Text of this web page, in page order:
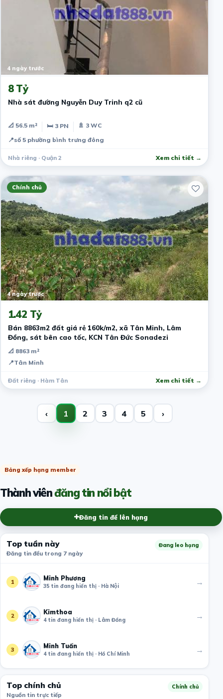
4 ngày trước
8 Tỷ
Nhà sát đường Nguyễn Duy Trinh q2 cũ
📐 56.5 m² 🛏 3 PN
🚿 3 WC
📍số 5 phường bình trưng đông
Nhà riêng · Quận 2 Xem chi tiết →
Chính chủ
4 ngày trước
1.42 Tỷ
Bán 8863m2 đất giá rẻ 160k/m2, xã Tân Minh, Lâm
Đồng, sát bên cao tốc, KCN Tân Đức Sonadezi
📐 8863 m²
📍Tân Minh
Đất riêng · Hàm Tân Xem chi tiết →
‹ 1 2 3 4 5 ›
Bảng xếp hạng member
Thành viênđăng tin nổi bật
Đăng tin để lên hạng
Top tuần này
Đăng tin đều trong 7 ngày
Đang leo hạng
1 Minh Phương
35 tin đang hiển thị · Hà Nội →
2 Kimthoa
4 tin đang hiển thị · Lâm Đồng →
3 Minh Tuấn
4 tin đang hiển thị · Hồ Chí Minh →
Top chính chủ
Nguồn tin trực tiếp
Chính chủ